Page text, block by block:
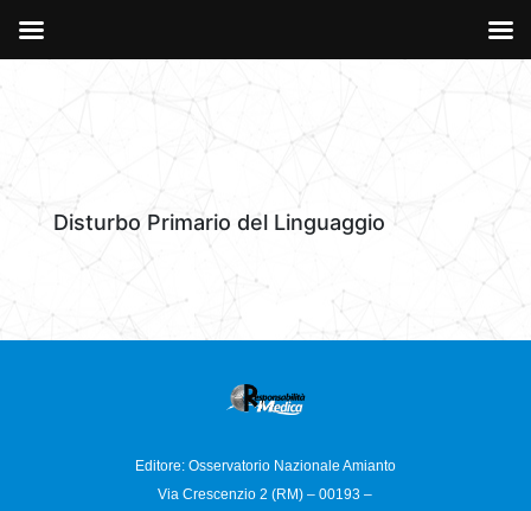
Disturbo Primario del Linguaggio
Editore: Osservatorio Nazionale Amianto
Via Crescenzio 2 (RM) – 00193 –